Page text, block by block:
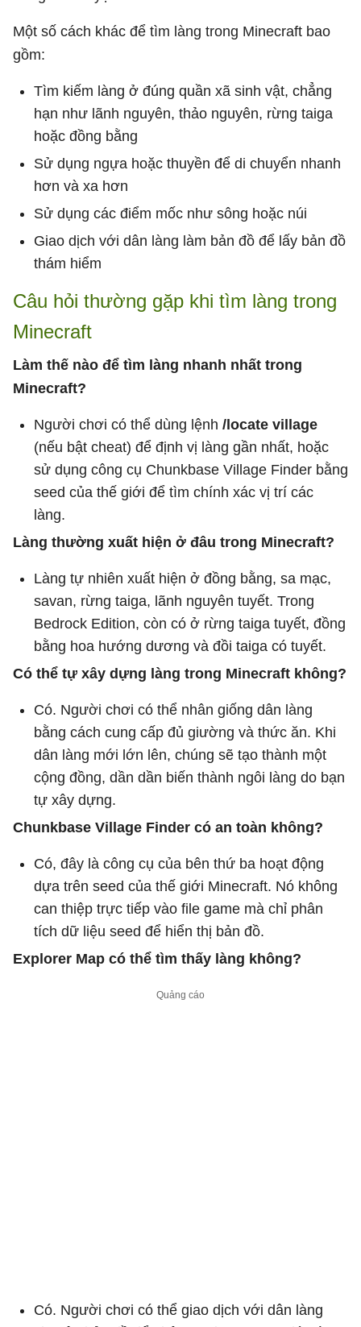
Một số cách khác để tìm làng trong Minecraft bao
gồm:
Tìm kiếm làng ở đúng quần xã sinh vật, chẳng
hạn như lãnh nguyên, thảo nguyên, rừng taiga
hoặc đồng bằng
Sử dụng ngựa hoặc thuyền để di chuyển nhanh
hơn và xa hơn
Sử dụng các điểm mốc như sông hoặc núi
Giao dịch với dân làng làm bản đồ để lấy bản đồ
thám hiểm
Câu hỏi thường gặp khi tìm làng trong
Minecraft
Làm thế nào để tìm làng nhanh nhất trong
Minecraft?
Người chơi có thể dùng lệnh /locate village
(nếu bật cheat) để định vị làng gần nhất, hoặc
sử dụng công cụ Chunkbase Village Finder bằng
seed của thế giới để tìm chính xác vị trí các
làng.
Làng thường xuất hiện ở đâu trong Minecraft?
Làng tự nhiên xuất hiện ở đồng bằng, sa mạc,
savan, rừng taiga, lãnh nguyên tuyết. Trong
Bedrock Edition, còn có ở rừng taiga tuyết, đồng
bằng hoa hướng dương và đồi taiga có tuyết.
Có thể tự xây dựng làng trong Minecraft không?
Có. Người chơi có thể nhân giống dân làng
bằng cách cung cấp đủ giường và thức ăn. Khi
dân làng mới lớn lên, chúng sẽ tạo thành một
cộng đồng, dần dần biến thành ngôi làng do bạn
tự xây dựng.
Chunkbase Village Finder có an toàn không?
Có, đây là công cụ của bên thứ ba hoạt động
dựa trên seed của thế giới Minecraft. Nó không
can thiệp trực tiếp vào file game mà chỉ phân
tích dữ liệu seed để hiển thị bản đồ.
Explorer Map có thể tìm thấy làng không?
Có. Người chơi có thể giao dịch với dân làng